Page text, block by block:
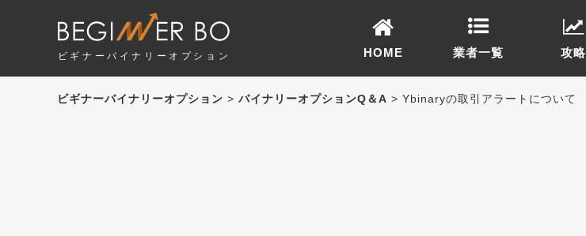
ビギナーバイナリーオプション HOME 業者一覧 攻略
ビギナーバイナリーオプション > バイナリーオプションQ＆A > Ybinaryの取引アラートについて